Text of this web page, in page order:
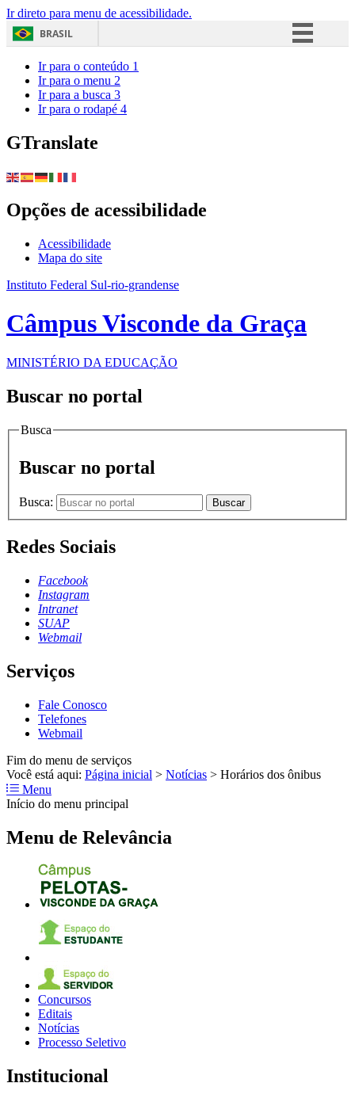
Ir direto para menu de acessibilidade.
BRASIL
Ir para o conteúdo 1
Ir para o menu 2
Ir para a busca 3
Ir para o rodapé 4
GTranslate
Opções de acessibilidade
Acessibilidade
Mapa do site
Instituto Federal Sul-rio-grandense
Câmpus Visconde da Graça
MINISTÉRIO DA EDUCAÇÃO
Buscar no portal
Busca
Buscar no portal
Busca: Buscar
Redes Sociais
Facebook
Instagram
Intranet
SUAP
Webmail
Serviços
Fale Conosco
Telefones
Webmail
Fim do menu de serviços
Você está aqui: Página inicial > Notícias > Horários dos ônibus
Menu
Início do menu principal
Menu de Relevância
Concursos
Editais
Notícias
Processo Seletivo
Institucional